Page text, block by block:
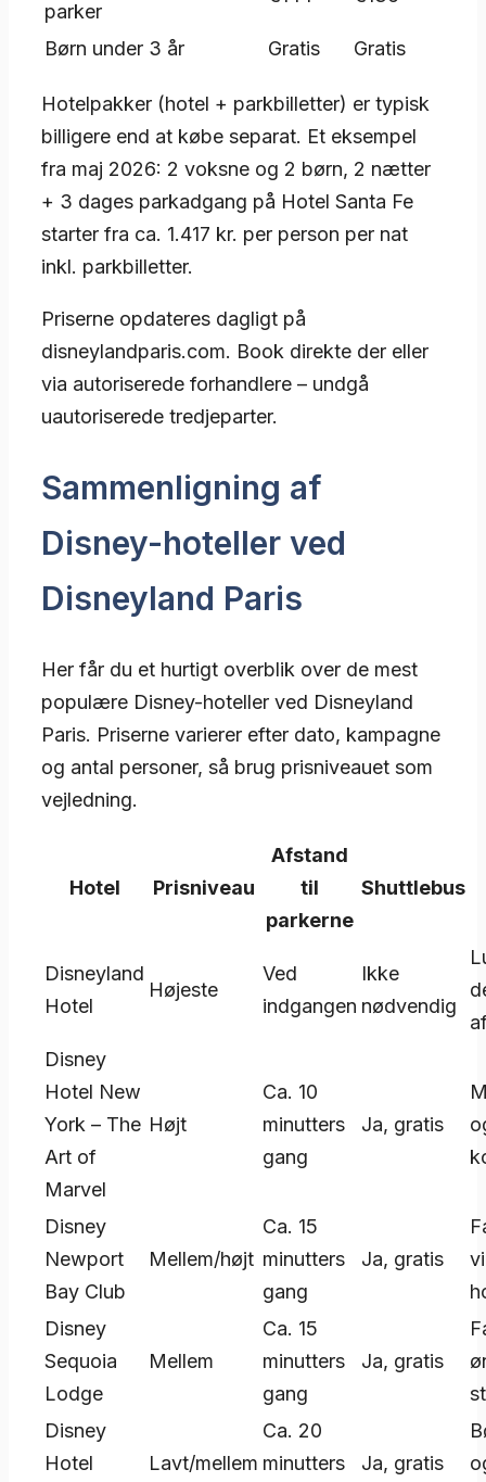
parker
Børn under 3 år Gratis Gratis
Hotelpakker (hotel + parkbilletter) er typisk
billigere end at købe separat. Et eksempel
fra maj 2026: 2 voksne og 2 børn, 2 nætter
+ 3 dages parkadgang på Hotel Santa Fe
starter fra ca. 1.417 kr. per person per nat
inkl. parkbilletter.
Priserne opdateres dagligt på
disneylandparis.com. Book direkte der eller
via autoriserede forhandlere – undgå
uautoriserede tredjeparter.
Sammenligning af
Disney-hoteller ved
Disneyland Paris
Her får du et hurtigt overblik over de mest
populære Disney-hoteller ved Disneyland
Paris. Priserne varierer efter dato, kampagne
og antal personer, så brug prisniveauet som
vejledning.
Hotel Prisniveau
Afstand
til
parkerne
Shuttlebus
Disneyland
Hotel
Højeste
Ved
indgangen
Ikke
nødvendig
Disney
Hotel New
York – The
Art of
Marvel
Højt
Ca. 10
minutters
gang
Ja, gratis
Disney
Newport
Bay Club
Mellem/højt
Ca. 15
minutters
gang
Ja, gratis
Disney
Sequoia
Lodge
Mellem
Ca. 15
minutters
gang
Ja, gratis
Disney
Hotel
Lavt/mellem
Ca. 20
minutters
Ja, gratis